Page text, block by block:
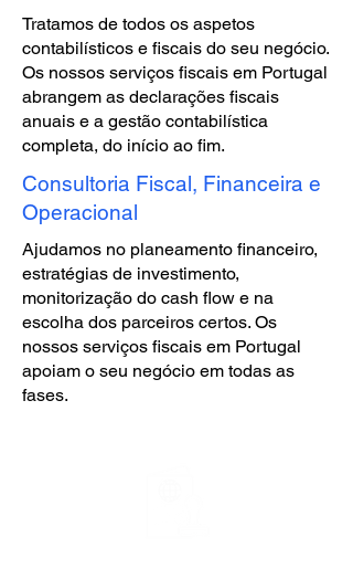
Tratamos de todos os aspetos
contabilísticos e fiscais do seu negócio.
Os nossos serviços fiscais em Portugal
abrangem as declarações fiscais
anuais e a gestão contabilística
completa, do início ao fim.
Consultoria Fiscal, Financeira e
Operacional
Ajudamos no planeamento financeiro,
estratégias de investimento,
monitorização do cash flow e na
escolha dos parceiros certos. Os
nossos serviços fiscais em Portugal
apoiam o seu negócio em todas as
fases.